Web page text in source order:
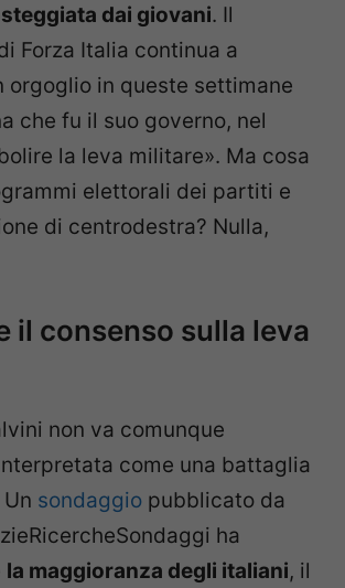
dai giovani. Il
Forza Italia continua a
orgoglio in queste settimane
che fu il suo governo, nel
la leva militare». Ma cosa
elettorali dei partiti e
di centrodestra? Nulla,
il consenso sulla leva
non va comunque
come una battaglia
sondaggio pubblicato da
ha
la maggioranza degli italiani, il